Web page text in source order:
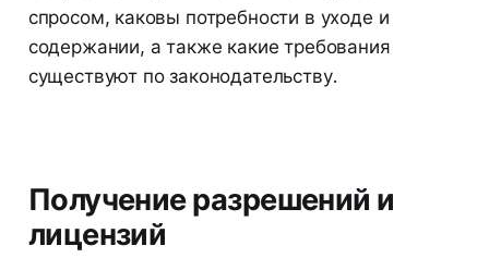
спросом, каковы потребности в уходе и
содержании, а также какие требования
существуют по законодательству.
Получение разрешений и
лицензий